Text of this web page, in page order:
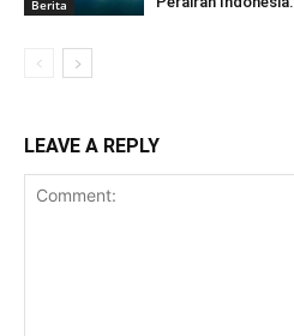
Berita
LEAVE A REPLY